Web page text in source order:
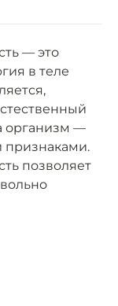
— это
в теле
организм —
признаками.
позволяет